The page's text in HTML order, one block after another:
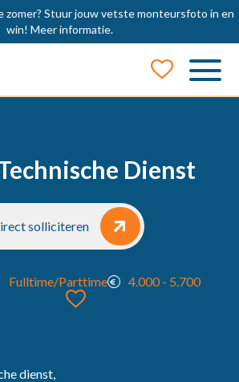
zomer? Stuur jouw vetste monteursfoto in en
win! Meer informatie.
Dienst
solliciteren
Fulltime/Parttime 4.000 - 5.700
dienst,